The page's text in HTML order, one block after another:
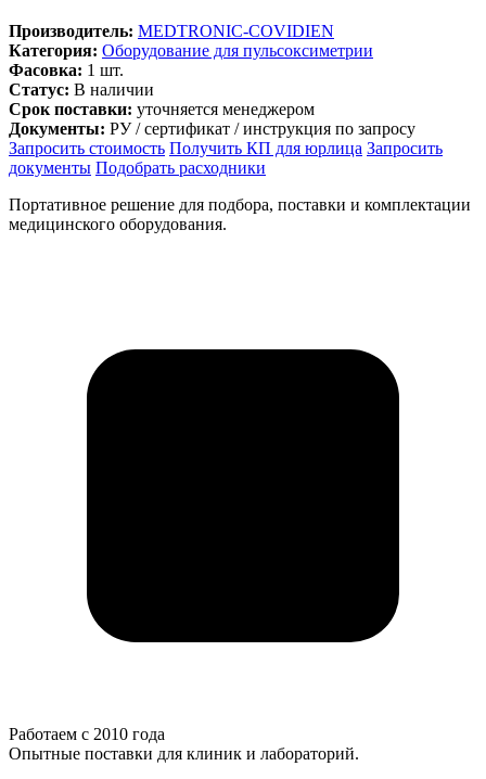
Производитель: MEDTRONIC-COVIDIEN
Категория: Оборудование для пульсоксиметрии
Фасовка: 1 шт.
Статус: В наличии
Срок поставки: уточняется менеджером
Документы: РУ / сертификат / инструкция по запросу
Запросить стоимость Получить КП для юрлица Запросить
документы Подобрать расходники
Портативное решение для подбора, поставки и комплектации
медицинского оборудования.
Работаем с 2010 года
Опытные поставки для клиник и лабораторий.